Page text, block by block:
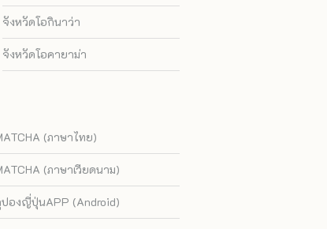
จังหวัดโอกินาว่า
จังหวัดโอคายาม่า
(ภาษาไทย)
(ภาษาเวียดนาม)
องญี่ปุ่นAPP (Android)